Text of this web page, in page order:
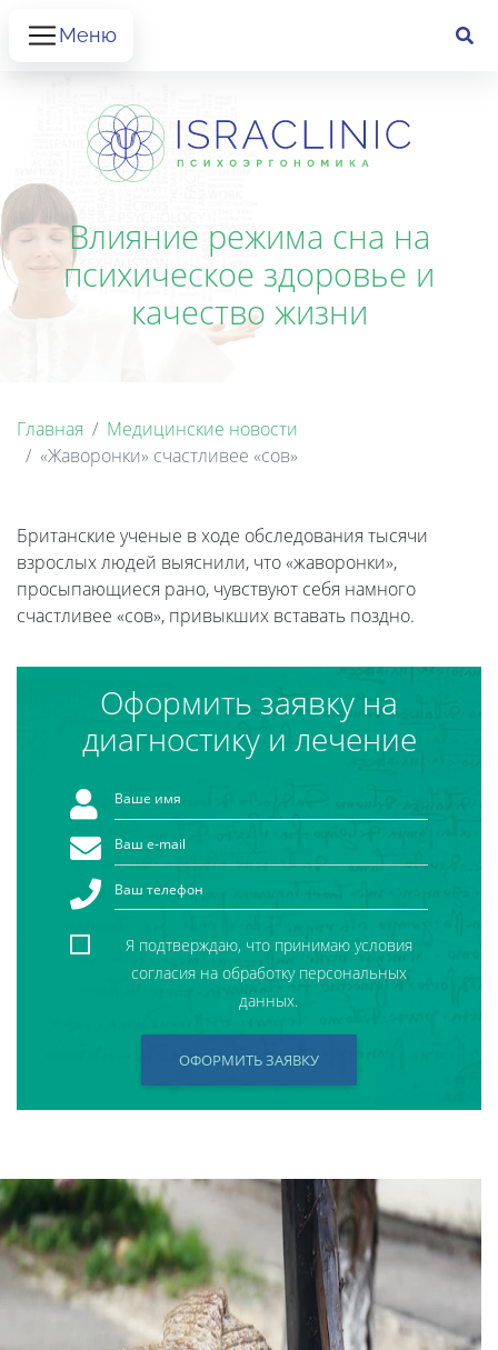
Меню
Влияние режима сна на
психическое здоровье и
качество жизни
Главная
Медицинские новости
«Жаворонки» счастливее «сов»
Британские ученые в ходе обследования тысячи
взрослых людей выяснили, что «жаворонки»,
просыпающиеся рано, чувствуют себя намного
счастливее «сов», привыкших вставать поздно.
Оформить заявку на
диагностику и лечение
Я подтверждаю, что принимаю условия
согласия на обработку персональных
данных.
ОФОРМИТЬ ЗАЯВКУ